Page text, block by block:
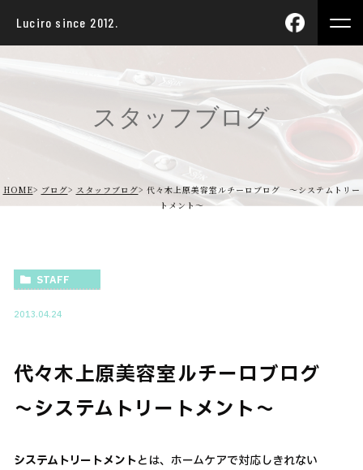
Luciro since 2012.
スタッフブログ
HOME ブログ スタッフブログ
代々木上原美容室ルチーロブログ ～システムトリー
トメント～
STAFF
2013.04.24
代々木上原美容室ルチーロブログ
～システムトリートメント～
システムトリートメントとは、ホームケアで対応しきれない